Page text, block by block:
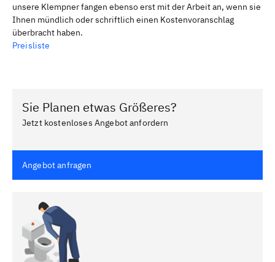
unsere Klempner fangen ebenso erst mit der Arbeit an, wenn sie
Ihnen mündlich oder schriftlich einen Kostenvoranschlag
überbracht haben.
Preisliste
Sie Planen etwas Größeres?
Jetzt kostenloses Angebot anfordern
Angebot anfragen